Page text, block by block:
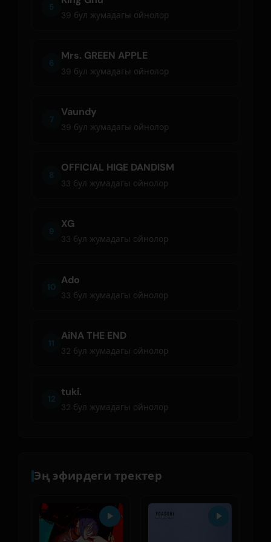
5
39 бул жумадагы ойнолор
6
Mrs. GREEN APPLE
39 бул жумадагы ойнолор
7
Vaundy
39 бул жумадагы ойнолор
8
OFFICIAL HIGE DANDISM
33 бул жумадагы ойнолор
9
XG
33 бул жумадагы ойнолор
10
Ado
33 бул жумадагы ойнолор
11
AiNA THE END
32 бул жумадагы ойнолор
12
tuki.
32 бул жумадагы ойнолор
Эң эфирдеги тректер